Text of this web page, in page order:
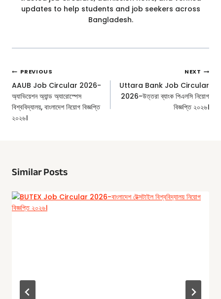
updates to help students and job seekers across
Bangladesh.
Post
Navigation
PREVIOUS
AAUB Job Circular 2026-
অ্যাভিয়েশন অ্যান্ড অ্যারোস্পেস
বিশ্ববিদ্যালয়, বাংলাদেশ নিয়োগ বিজ্ঞপ্তি
২০২৬।
NEXT
Uttara Bank Job Circular
2026-উত্তরা ব্যাংক পিএলসি নিয়োগ
বিজ্ঞপ্তি ২০২৬।
Similar Posts